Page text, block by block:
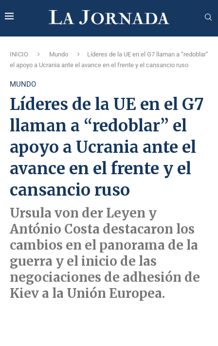
INICIO Mundo
Líderes de la UE en el G7 llaman a “redoblar”
el apoyo a Ucrania ante el avance en el frente y el cansancio ruso
MUNDO
Líderes de la UE en el G7
llaman a “redoblar” el
apoyo a Ucrania ante el
avance en el frente y el
cansancio ruso
Ursula von der Leyen y
António Costa destacaron los
cambios en el panorama de la
guerra y el inicio de las
negociaciones de adhesión de
Kiev a la Unión Europea.